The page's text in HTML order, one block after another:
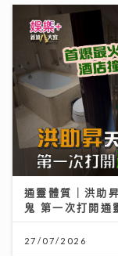
通靈體質｜洪助
鬼 第一次打開通
27/07/2026